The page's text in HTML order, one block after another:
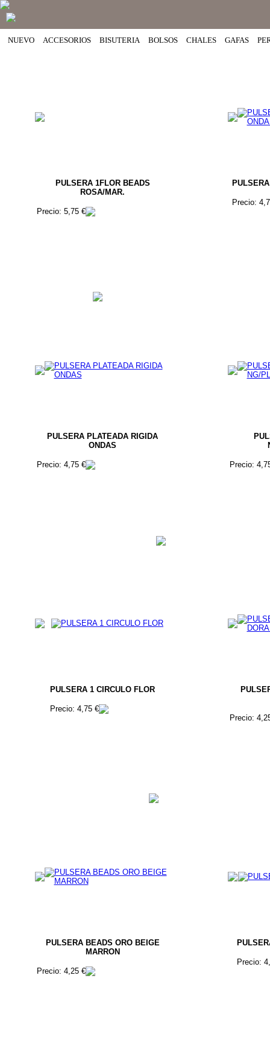
NUEVO ACCESORIOS BISUTERIA BOLSOS CHALES GAFAS
PULSERA 1FLOR BEADS
ROSA/MAR.
Precio: 5,75 €
Precio:
PULSERA PLATEADA RIGIDA
ONDAS
Precio: 4,75 € Precio:
PULSERA 1 CIRCULO FLOR
Precio: 4,75 €
Precio:
PULSERA BEADS ORO BEIGE
MARRON
Precio: 4,25 €
Precio: